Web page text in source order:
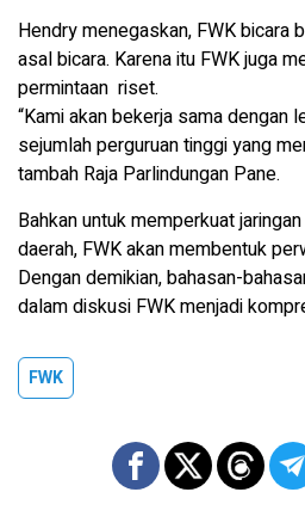
Hendry menegaskan, FWK bicara
asal bicara. Karena itu FWK juga
permintaan riset.
“Kami akan bekerja sama dengan
sejumlah perguruan tinggi yang
tambah Raja Parlindungan Pane.
Bahkan untuk memperkuat
daerah, FWK akan membentuk
Dengan demikian, bahasan-
dalam diskusi FWK menjadi
FWK